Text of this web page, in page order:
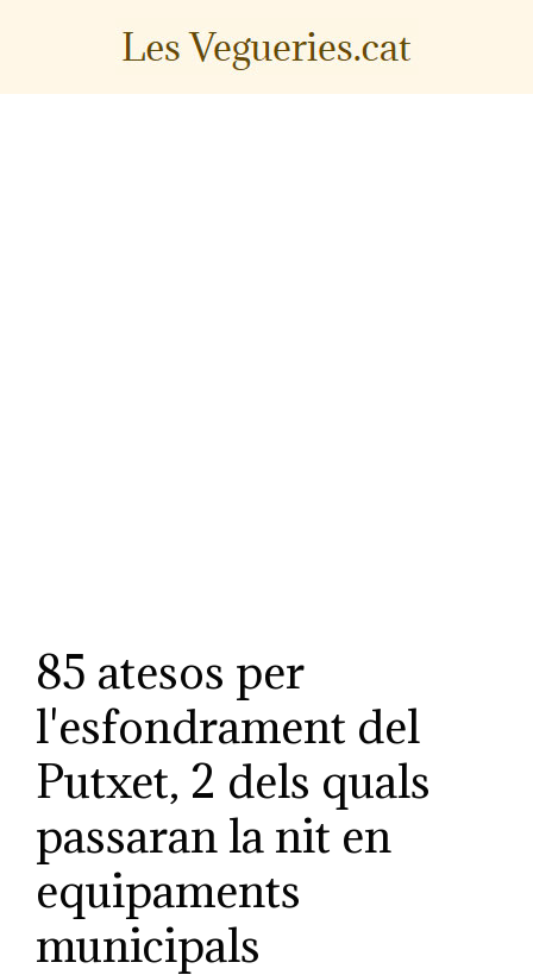
85 atesos per
l'esfondrament del
Putxet, 2 dels quals
passaran la nit en
equipaments
municipals